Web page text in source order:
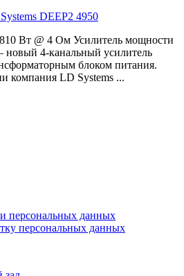
DEEP2 4950
Вт @ 4 Ом Усилитель мощности
новый 4-канальный усилитель
блоком питания.
компания LD Systems ...
персональных данных
персональных данных